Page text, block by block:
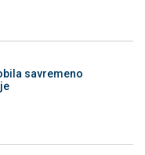
savremeno